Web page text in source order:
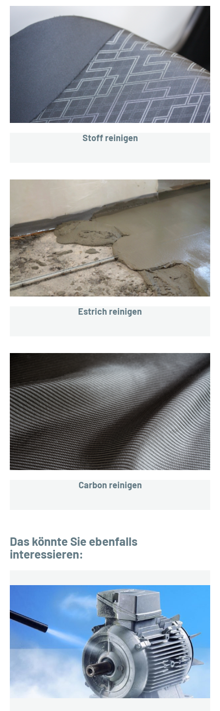
Stoff reinigen
Estrich reinigen
Carbon reinigen
Das könnte Sie ebenfalls
interessieren: